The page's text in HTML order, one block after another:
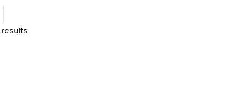
results